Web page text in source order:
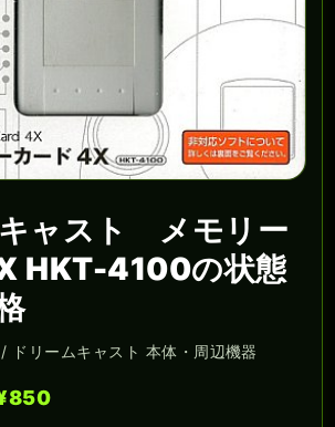
キャスト メモリー
HKT-4100の状態
ドリームキャスト 本体・周辺機器